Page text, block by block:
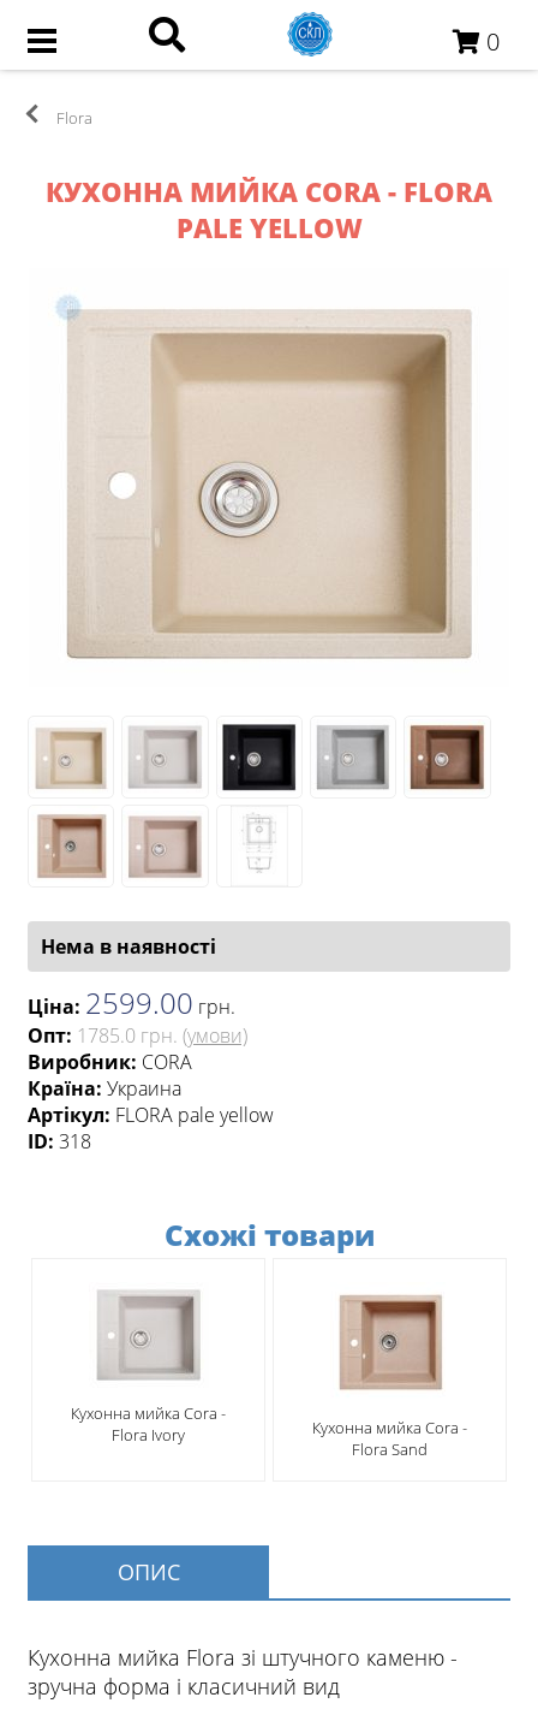
0
Flora
КУХОННА МИЙКА CORA - FLORA
PALE YELLOW
Нема в наявності
Ціна: 2599.00 грн.
Опт: 1785.0 грн. (умови)
Виробник: CORA
Країна: Украина
Артікул: FLORA pale yellow
ID: 318
Схожі товари
Кухонна мийка Cora -
Flora Ivory
Кухонна мийка Cora -
Flora Sand
ОПИС
Кухонна мийка Flora зі штучного каменю -
зручна форма і класичний вид